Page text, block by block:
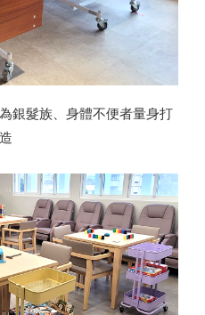
銀髮族、身體不便者量身打
造